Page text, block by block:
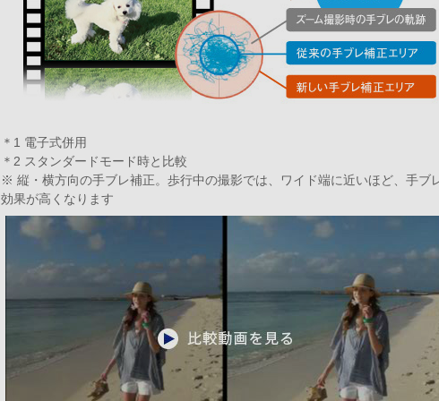
＊1 電子式併用
＊2 スタンダードモード時と比較
※ 縦・横方向の手ブレ補正。歩行中の撮影では、ワイド端に近いほど、手ブ
効果が高くなります